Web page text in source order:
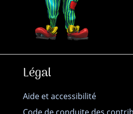
Légal
Aide et accessibilité